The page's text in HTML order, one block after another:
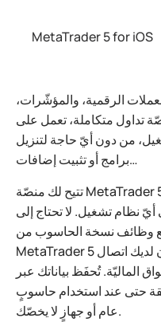
MetaTrader 5 for iOS
الرقمية، والمؤشّرات،
تداول متكاملة، تعمل على
من دون أيّ حاجة لتنزيل
برامج أو تثبيت إضافات…
تتيح لك منصّة MetaTrader 5 Web تداول الفوركس والأسهم
نظام تشغيل. لا تحتاج إلى
وظائف نسخة الحاسوب من
MetaTrader 5 متوفّرة على الويب. يكفي أن يكون لديك اتصال
الماليّة. تُحفَظ بياناتك عبر
حتى عند استخدام حاسوبٍ
عام أو جهازٍ لا يخصّك.